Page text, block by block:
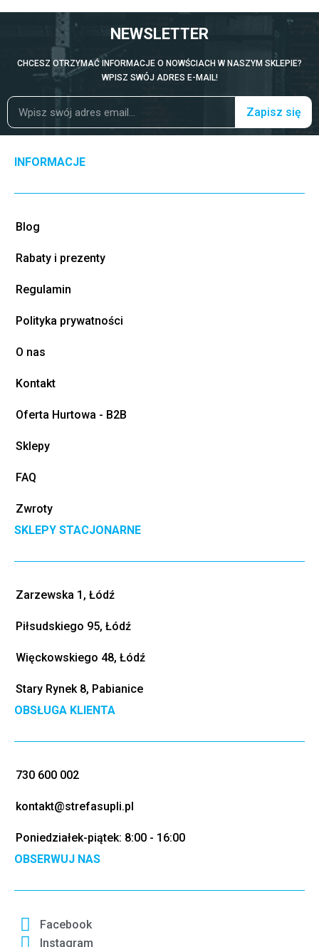
NEWSLETTER
CHCESZ OTRZYMAĆ INFORMACJE O NOWŚCIACH W NASZYM SKLEPIE?
WPISZ SWÓJ ADRES E-MAIL!
Zapisz się
INFORMACJE
Blog
Rabaty i prezenty
Regulamin
Polityka prywatności
O nas
Kontakt
Oferta Hurtowa - B2B
Sklepy
FAQ
Zwroty
SKLEPY STACJONARNE
Zarzewska 1, Łódź
Piłsudskiego 95, Łódź
Więckowskiego 48, Łódź
Stary Rynek 8, Pabianice
OBSŁUGA KLIENTA
730 600 002
kontakt@strefasupli.pl
Poniedziałek-piątek: 8:00 - 16:00
OBSERWUJ NAS
Facebook
Instagram